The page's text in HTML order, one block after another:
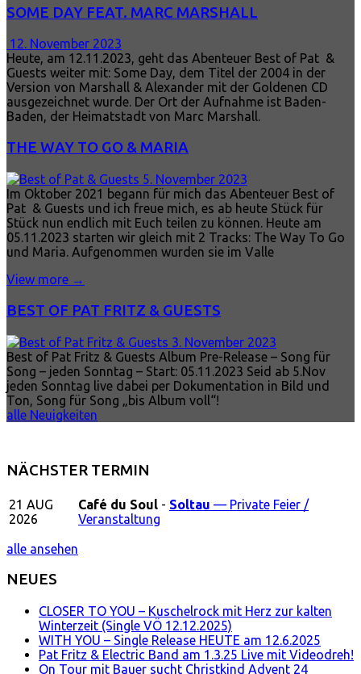
SOME DAY FEAT. MARC MARSHALL
12. November 2023
Heute, am 12.11.2023, geht das Abenteuer Best of Pat &
Guests weiter mit: Some Day, dem Titel der 2004 in der
Version von Marshall & Alexander mit der Goldenen CD
ausgezeichnet wurde. Der Ort der Aufnahme ist Baden-
Baden, der Heimatstadt von Marc Marshall.
THE WAY TO GO & MARIA
5. November 2023
Im Oktober 2021 begann für mich das Abenteuer Best of
Pat & Guests und ich freue mich, es ab heute Stück für
Stück nun endlich mit Euch teilen zu können. Heute am
05.11.2023 starten wir gleich mit 2 Tracks: The Way To Go
und Maria. Aufgenommen wurden sie im Valle
View more →
BEST OF PAT FRITZ & GUESTS
3. November 2023
Best of Pat Fritz & Guests Album Pre-Release – Song für
Song – jeden Sonntag – Start: 05.11.2023 Seid ab 5.Nov
jeden Sonntag live dabei per Dokumentation in Bild und
Ton, Song für Song „bis Album voll“!
alle Neuigkeiten
NÄCHSTER TERMIN
21 AUG
2026
Café du Soul - Soltau — Private Feier /
Veranstaltung
alle ansehen
NEUES
CLOSER TO YOU – Kuschelrock mit Herz zur kalten
Winterzeit (Single VÖ 12.12.2025)
WITH YOU – Single Release HEUTE am 12.6.2025
Pat Fritz & Electric Band am 1.3.25 Live mit Videodreh!
On Tour mit Bauer sucht Christkind Advent 24